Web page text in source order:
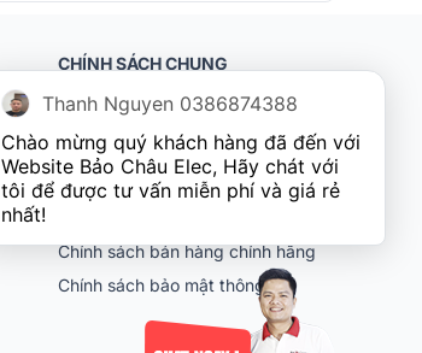
CHÍNH SÁCH CHUNG
Khách hàng doanh nghiệp (B2B)
Chính sách bảo hành
Chính sách đổi trả
Chính sách bán hàng chính hãng
Chính sách bảo mật thông tin
Thanh Nguyen 0386874388
Chào mừng quý khách hàng đã đến với
Website Bảo Châu Elec, Hãy chát với
tôi để được tư vấn miễn phí và giá rẻ
nhất!